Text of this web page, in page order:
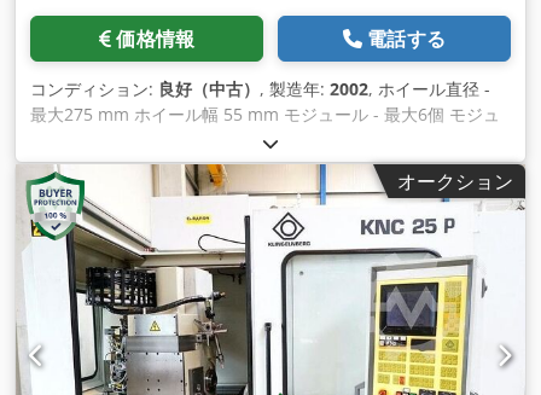
価格情報 電話する
コンディション: 良好（中古） , 製造年: 2002, ホイール直径 -
最大275 mm ホイール幅 55 mm モジュール - 最大6個 モジュ
ール - 最小1個 制御装置 840 C シーメンス Dwedpfx
Aietumrpolsa 総所要電力 100 kW 機械重量 約16.7トン 所要ス
ペース 約 5.2 x 2.3 x 2.4 m m
オークション